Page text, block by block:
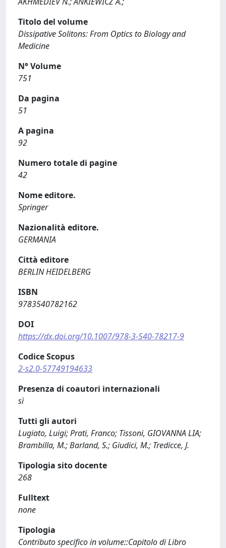
Titolo del volume
Dissipative Solitons: From Optics to Biology and
Medicine
N° Volume
751
Da pagina
51
A pagina
92
Numero totale di pagine
42
Nome editore.
Springer
Nazionalità editore.
GERMANIA
Città editore
BERLIN HEIDELBERG
ISBN
9783540782162
DOI
https://dx.doi.org/10.1007/978-3-540-78217-9
Codice Scopus
2-s2.0-57749194633
Presenza di coautori internazionali
sì
Tutti gli autori
Lugiato, Luigi; Prati, Franco; Tissoni, GIOVANNA LIA;
Brambilla, M.; Barland, S.; Giudici, M.; Tredicce, J.
Tipologia sito docente
268
Fulltext
none
Tipologia
Contributo specifico in volume::Capitolo di Libro